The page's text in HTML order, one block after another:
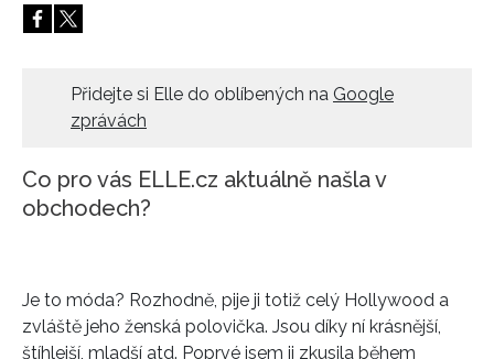
Přidejte si Elle do oblíbených na Google
zprávách
Co pro vás ELLE.cz aktuálně našla v
obchodech?
Je to móda? Rozhodně, pije ji totiž celý Hollywood a
zvláště jeho ženská polovička. Jsou díky ní krásnější,
štíhlejší, mladší atd. Poprvé jsem ji zkusila během